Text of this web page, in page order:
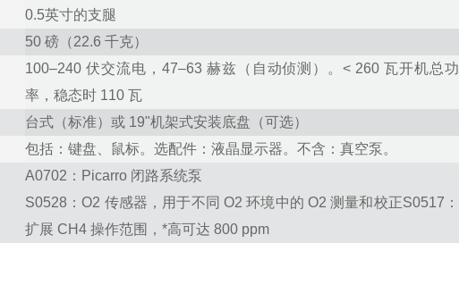
0.5英寸的支腿
50 磅（22.6 千克）
100–240 伏交流电 ，47–63 赫兹 （自动侦测 ） 。< 260 瓦开机总功
率，稳态时 110 瓦
台式（标准）或 19"机架式安装底盘（可选）
包括：键盘、鼠标。选配件：液晶显示器。不含：真空泵。
A0702：Picarro 闭路系统泵
S0528：O2 传感器，用于不同O2 环境中的 O2 测量和校正S0517：
扩展 CH4 操作范围，*高可达800 ppm